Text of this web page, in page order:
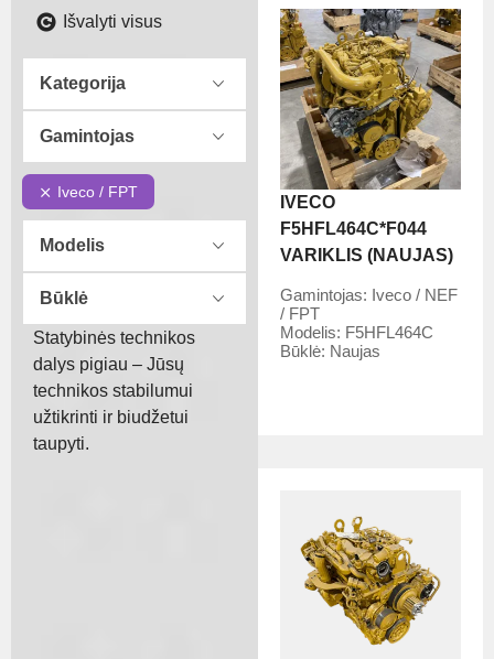
Išvalyti visus
Kategorija
Gamintojas
Iveco / FPT
Modelis
Būklė
Statybinės technikos
dalys pigiau – Jūsų
technikos stabilumui
užtikrinti ir biudžetui
taupyti.
IVECO
F5HFL464C*F044
VARIKLIS (NAUJAS)
Gamintojas: Iveco / NEF
/ FPT
Modelis: F5HFL464C
Būklė: Naujas